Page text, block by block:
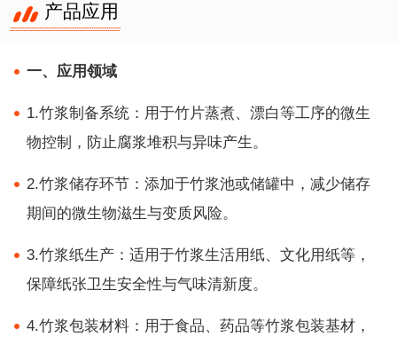
产品应用
一、应用领域
1.竹浆制备系统：用于竹片蒸煮、漂白等工序的微生
物控制，防止腐浆堆积与异味产生。
2.竹浆储存环节：添加于竹浆池或储罐中，减少储存
期间的微生物滋生与变质风险。
3.竹浆纸生产：适用于竹浆生活用纸、文化用纸等，
保障纸张卫生安全性与气味清新度。
4.竹浆包装材料：用于食品、药品等竹浆包装基材，